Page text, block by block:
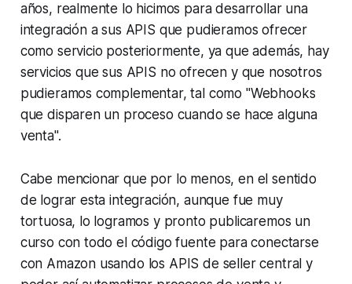
años, realmente lo hicimos para desarrollar una
integración a sus APIS que pudieramos ofrecer
como servicio posteriormente, ya que además, hay
servicios que sus APIS no ofrecen y que nosotros
pudieramos complementar, tal como "Webhooks
que disparen un proceso cuando se hace alguna
venta".
Cabe mencionar que por lo menos, en el sentido
de lograr esta integración, aunque fue muy
tortuosa, lo logramos y pronto publicaremos un
curso con todo el código fuente para conectarse
con Amazon usando los APIS de seller central y